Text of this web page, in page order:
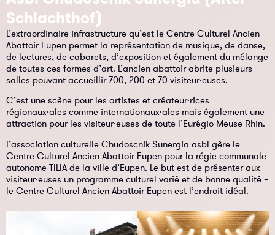
Schlachthof)
L’extraordinaire infrastructure qu’est le Centre Culturel Ancien
Abattoir Eupen permet la représentation de musique, de danse,
de lectures, de cabarets, d’exposition et également du mélange
de toutes ces formes d’art. L’ancien abattoir abrite plusieurs
salles pouvant accueillir 700, 200 et 70 visiteur·euses.
C’est une scène pour les artistes et créateur·rices
régionaux·ales comme internationaux·ales mais également une
attraction pour les visiteur·euses de toute l’Eurégio Meuse-Rhin.
L’association culturelle Chudoscnik Sunergia asbl gère le
Centre Culturel Ancien Abattoir Eupen pour la régie communale
autonome TILIA de la ville d’Eupen. Le but est de présenter aux
visiteur·euses un programme culturel varié et de bonne qualité –
le Centre Culturel Ancien Abattoir Eupen est l’endroit idéal.